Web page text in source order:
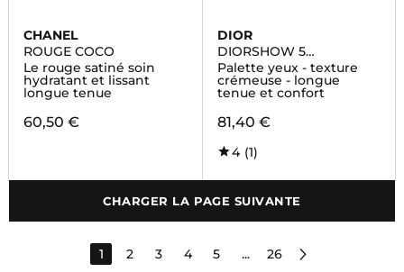
CHANEL
ROUGE COCO
Le rouge satiné soin
hydratant et lissant
longue tenue
60,50 €
DIOR
DIORSHOW 5
COULEURS
Palette yeux - texture
crémeuse - longue
tenue et confort
81,40 €
4 (1)
CHARGER LA PAGE SUIVANTE
1 2 3 4 5 ... 26